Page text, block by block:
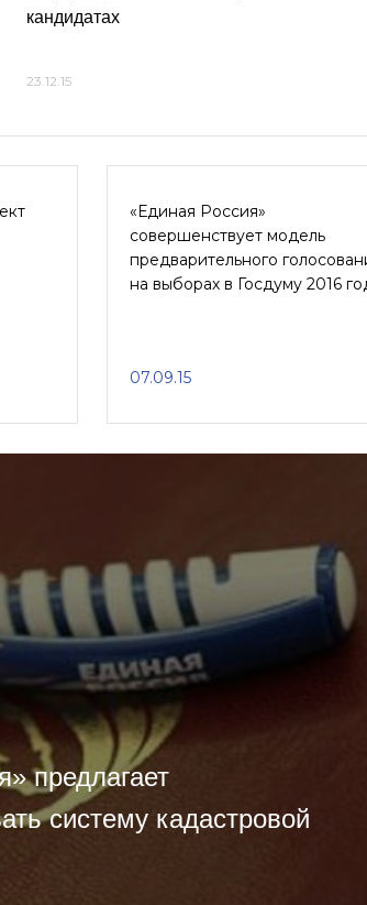
кандидатах
23.12.15
«Единая Россия»
совершенствует модель
предварительного
на выборах в Госдуму 2016
07.09.15
предлагает
систему кадастровой